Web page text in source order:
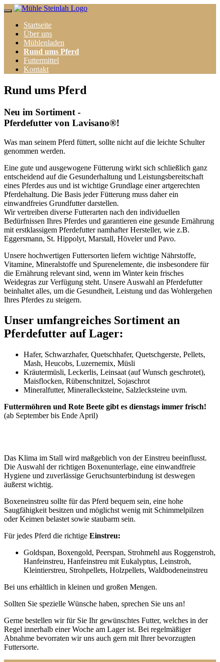
Startseite
Über uns
Mühlenladen
Rund ums Pferd
Futtermittel
Kontakt
Rund ums Pferd
Neu im Sortiment -
Pferdefutter von Lavisano®!
Was man seinem Pferd füttert, sollte nicht auf die leichte Schulter
genommen werden.
Eine gute und ausgewogene Fütterung wirkt sich schließlich ganz
entscheidend auf die Gesunderhaltung und Leistungsbereitschaft
eines Pferdes aus und ist wichtige Grundlage einer artgerechten
Pferdehaltung. Die Basis jeder Fütterung muss daher ein
einwandfreies Grundfutter darstellen.
Wir vertreiben diverse Futterarten nach den individuellen
Bedürfnissen Ihres Pferdes und garantieren eine gesunde Ernährung
mit erstklassigem Pferdefutter namhafter Hersteller, wie z.B.
Eggersmann, St. Hippolyt, Marstall, Höveler und Pavo.
Unsere hochwertigen Futtersorten liefern wichtige Nährstoffe,
Vitamine, Mineralstoffe und Spurenelemente, die insbesondere für
die Ernährung relevant sind, wenn im Winter kein frisches
Weidegras zur Verfügung steht. Unsere Auswahl an Pferdefutter
beinhaltet alles, um die Gesundheit, Leistung und das Wohlergehen
Ihres Pferdes zu steigern.
Unser umfangreiches Sortiment an
Pferdefutter auf Lager:
Hafer, Schwarzhafer, Quetschhafer, Quetschgerste, Pellets,
Mash, Heucobs, Luzernemix, Müsli
Kräutermüsli, Leckerlis, Leinsaat (auf Wunsch geschrotet),
Maisflocken, Rübenschnitzel, Sojaschrot
Mineralfutter, Minerallecksteine, Salzlecksteine uvm.
Futtermöhren und Rote Beete gibt es dienstags immer frisch!
(ab September bis Ende April)
Das Klima im Stall wird maßgeblich von der Einstreu beeinflusst.
Die Auswahl der richtigen Boxenunterlage, eine einwandfreie
Hygiene und zuverlässige Geruchsunterbindung ist deswegen
äußerst wichtig.
Boxeneinstreu sollte für das Pferd bequem sein, eine hohe
Saugfähigkeit besitzen und möglichst wenig mit Schimmelpilzen
oder Keimen belastet sowie staubarm sein.
Für jedes Pferd die richtige Einstreu:
Goldspan, Boxengold, Peerspan, Strohmehl aus Roggenstroh,
Hanfeinstreu, Hanfeinstreu mit Eukalyptus, Leinstroh,
Kleintierstreu, Strohpellets, Holzpellets, Waldbodeneinstreu
Bei uns erhältlich in kleinen und großen Mengen.
Sollten Sie spezielle Wünsche haben, sprechen Sie uns an!
Gerne bestellen wir für Sie Ihr gewünschtes Futter, welches in der
Regel innerhalb einer Woche am Lager ist. Bei regelmäßiger
Abnahme bevorraten wir uns auch gern mit Ihrer bevorzugten
Futtersorte.